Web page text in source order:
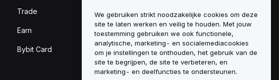
Trade
Earn
Bybit Card
Beleid inzake
belangenverstrengeling
Samenvatting van het beleid
inzake bewaring en
administratie
ESG-informatie
We gebruiken strikt noodzakelijke cookies om deze
site te laten werken en veilig te houden. Met jouw
toestemming gebruiken we ook functionele,
analytische, marketing- en socialemediacookies
om je instellingen te onthouden, het gebruik van de
site te begrijpen, de site te verbeteren, en
marketing- en deelfuncties te ondersteunen.